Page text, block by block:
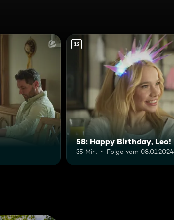
12
58: Happy Birthday, Leo!
35 Min. Folge vom 08.01.2024